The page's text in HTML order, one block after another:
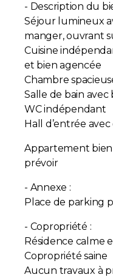
- Description du
Séjour lumineux
manger, ouvrant
Cuisine
et bien agencée
Chambre
Salle de bain avec
WC indépendant
Hall d’entrée
Appartement
prévoir
- Annexe :
Place de parking
- Copropriété :
Résidence calme
Copropriété saine
Aucun travaux à